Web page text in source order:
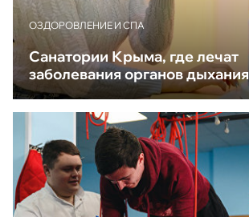
ОЗДОРОВЛЕНИЕ И СПА
Санатории Крыма, где лечат
заболевания органов дыхания